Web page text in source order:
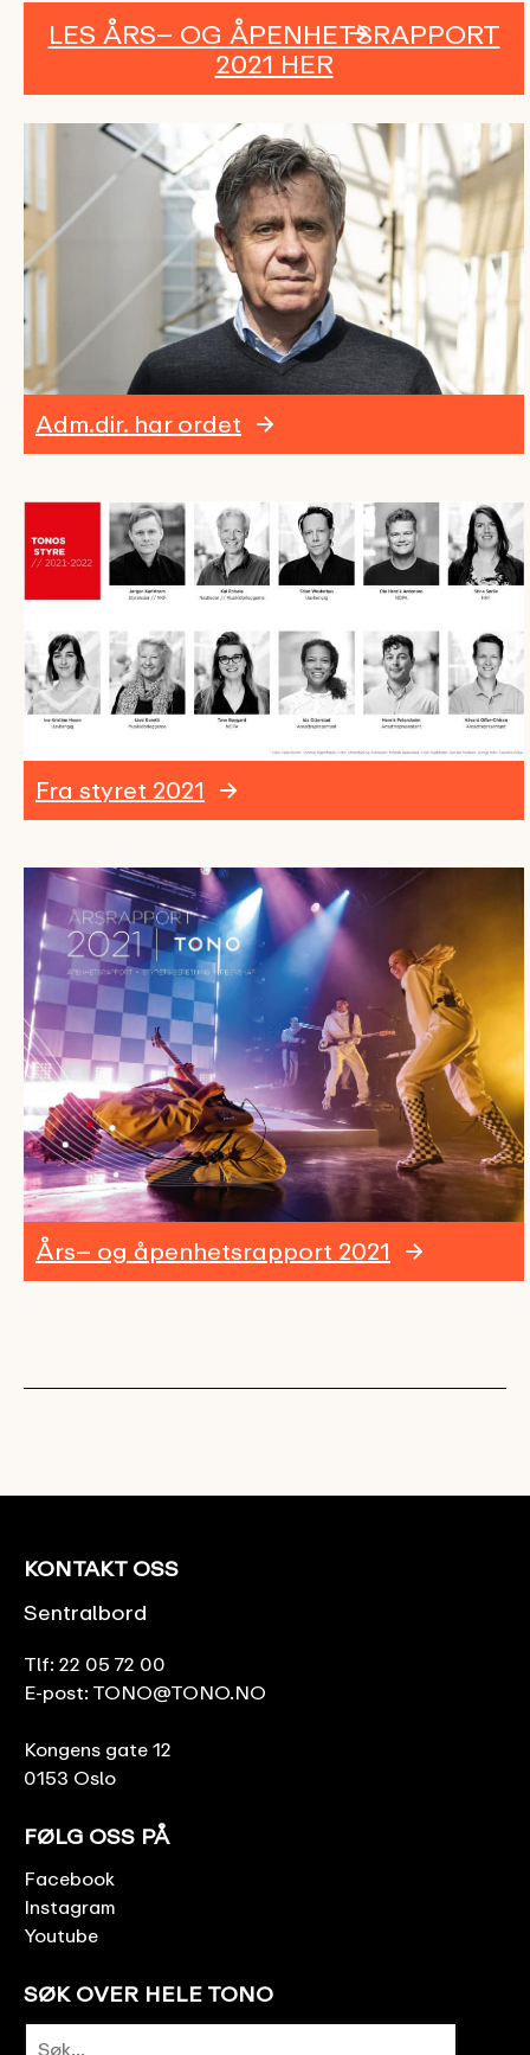
LES ÅRS– OG ÅPENHETSRAPPORT
2021 HER
Adm.dir. har ordet
Fra styret 2021
Års– og åpenhetsrapport 2021
KONTAKT OSS
Sentralbord
Tlf: 22 05 72 00
E-post: TONO@TONO.NO
Kongens gate 12
0153 Oslo
FØLG OSS PÅ
Facebook
Instagram
Youtube
SØK OVER HELE TONO